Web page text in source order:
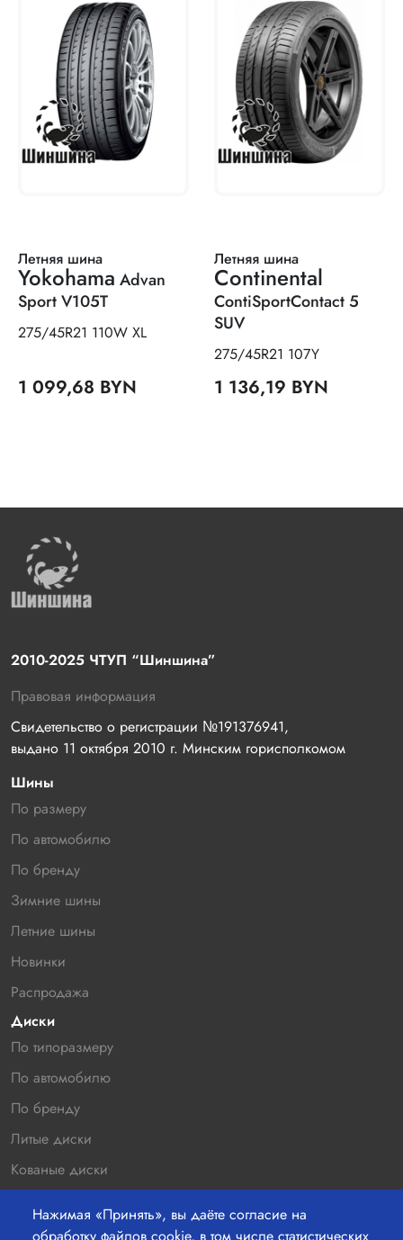
Летняя шина
Yokohama Advan
Sport V105T
275/45R21 110W XL
1 099,68 BYN
Летняя шина
Continental
ContiSportContact 5
SUV
275/45R21 107Y
1 136,19 BYN
Нажимая «Принять», вы даёте согласие на
2010-2025 ЧТУП “Шиншина”
Правовая информация
Свидетельство о регистрации №191376941,
выдано 11 октября 2010 г. Минским горисполкомом
Шины
По размеру
По автомобилю
По бренду
Зимние шины
Летние шины
Новинки
Распродажа
Диски
По типоразмеру
По автомобилю
По бренду
Литые диски
Кованые диски
Распродажа